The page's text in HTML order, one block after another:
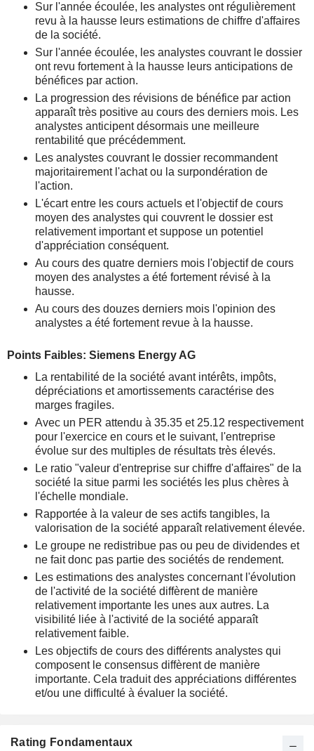
Sur l'année écoulée, les analystes ont régulièrement
revu à la hausse leurs estimations de chiffre d'affaires
de la société.
Sur l'année écoulée, les analystes couvrant le dossier
ont revu fortement à la hausse leurs anticipations de
bénéfices par action.
La progression des révisions de bénéfice par action
apparaît très positive au cours des derniers mois. Les
analystes anticipent désormais une meilleure
rentabilité que précédemment.
Les analystes couvrant le dossier recommandent
majoritairement l'achat ou la surpondération de
l'action.
L'écart entre les cours actuels et l'objectif de cours
moyen des analystes qui couvrent le dossier est
relativement important et suppose un potentiel
d'appréciation conséquent.
Au cours des quatre derniers mois l'objectif de cours
moyen des analystes a été fortement révisé à la
hausse.
Au cours des douzes derniers mois l'opinion des
analystes a été fortement revue à la hausse.
Points Faibles: Siemens Energy AG
La rentabilité de la société avant intérêts, impôts,
dépréciations et amortissements caractérise des
marges fragiles.
Avec un PER attendu à 35.35 et 25.12 respectivement
pour l'exercice en cours et le suivant, l'entreprise
évolue sur des multiples de résultats très élevés.
Le ratio "valeur d'entreprise sur chiffre d'affaires" de la
société la situe parmi les sociétés les plus chères à
l'échelle mondiale.
Rapportée à la valeur de ses actifs tangibles, la
valorisation de la société apparaît relativement élevée.
Le groupe ne redistribue pas ou peu de dividendes et
ne fait donc pas partie des sociétés de rendement.
Les estimations des analystes concernant l'évolution
de l'activité de la société diffèrent de manière
relativement importante les unes aux autres. La
visibilité liée à l'activité de la société apparaît
relativement faible.
Les objectifs de cours des différents analystes qui
composent le consensus diffèrent de manière
importante. Cela traduit des appréciations différentes
et/ou une difficulté à évaluer la société.
Rating Fondamentaux